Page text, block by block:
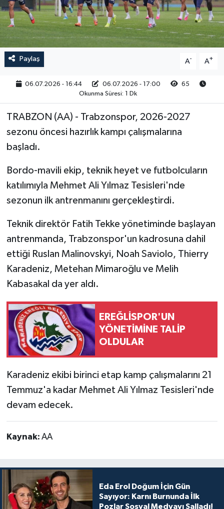
Paylaş A- A+
06.07.2026 - 16:44 06.07.2026 - 17:00
65
Okunma Süresi: 1 Dk
TRABZON (AA) - Trabzonspor, 2026-2027
sezonu öncesi hazırlık kampı çalışmalarına
başladı.
Bordo-mavili ekip, teknik heyet ve futbolcuların
katılımıyla Mehmet Ali Yılmaz Tesisleri'nde
sezonun ilk antrenmanını gerçekleştirdi.
Teknik direktör Fatih Tekke yönetiminde başlayan
antrenmanda, Trabzonspor'un kadrosuna dahil
ettiği Ruslan Malinovskyi, Noah Saviolo, Thierry
Karadeniz, Metehan Mimaroğlu ve Melih
Kabasakal da yer aldı.
EREĞLİSPOR'UN
YÖNETİMİNE TALİP
OLDULAR
Karadeniz ekibi birinci etap kamp çalışmalarını 21
Temmuz'a kadar Mehmet Ali Yılmaz Tesisleri'nde
devam edecek.
Kaynak: AA
Eda Erol Doğum İçin Gün
Sayıyor: Karnı Burnunda İlk
Pozlar Sosyal Medyayı Salladı!
RESMİ İLAN